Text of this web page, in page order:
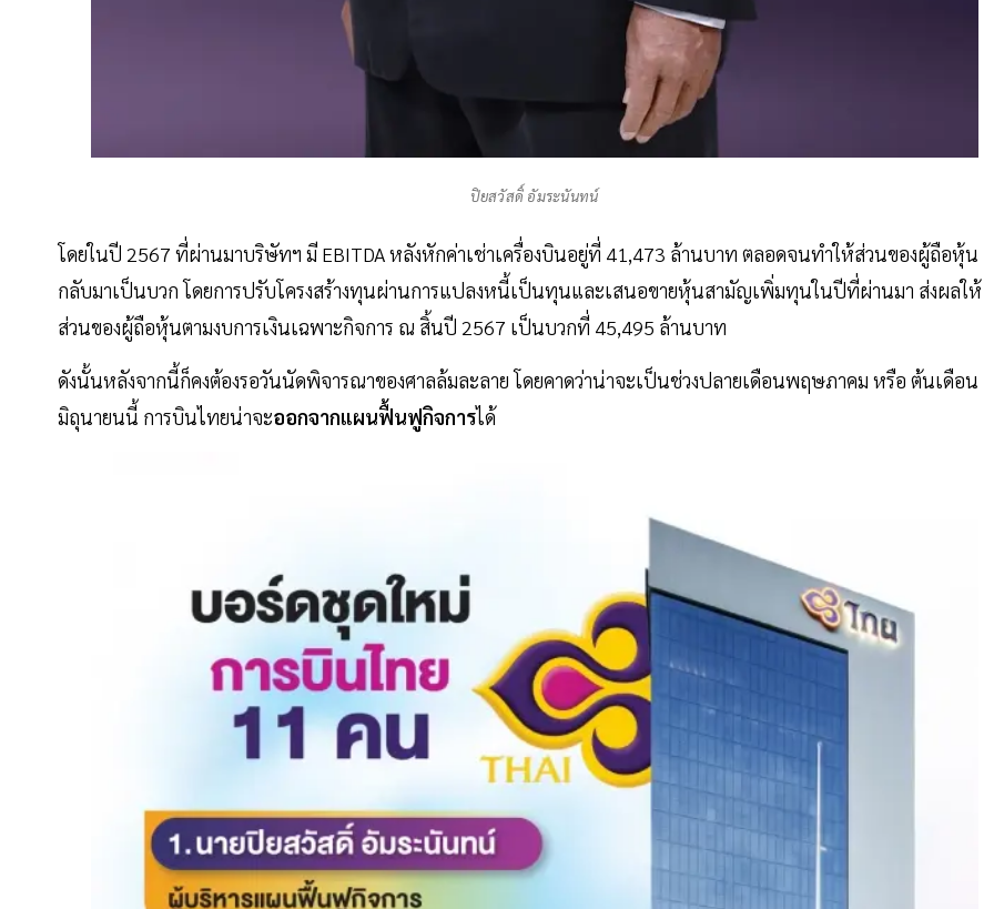
ปิยสวัสดิ์ อัมระนันทน์
โดยในปี 2567 ที่ผ่านมาบริษัทฯ มี EBITDA หลังหักค่าเช่าเครื่องบินอยู่ที่ 41,473 ล้านบาท ตลอดจนทำให้ส่วนของผู้ถือหุ้น
กลับมาเป็นบวก โดยการปรับโครงสร้างทุนผ่านการแปลงหนี้เป็นทุนและเสนอขายหุ้นสามัญเพิ่มทุนในปีที่ผ่านมา ส่งผลให้
ส่วนของผู้ถือหุ้นตามงบการเงินเฉพาะกิจการ ณ สิ้นปี 2567 เป็นบวกที่ 45,495 ล้านบาท
ดังนั้นหลังจากนี้ก็คงต้องรอวันนัดพิจารณาของศาลล้มละลาย โดยคาดว่าน่าจะเป็นช่วงปลายเดือนพฤษภาคม หรือ ต้นเดือน
มิถุนายนนี้ การบินไทยน่าจะออกจากแผนฟื้นฟูกิจการได้